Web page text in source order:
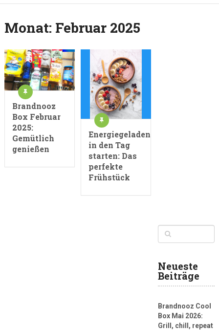
Monat: Februar 2025
Brandnooz
Box Februar
2025:
Gemütlich
genießen
Energiegeladen
in den Tag
starten: Das
perfekte
Frühstück
Neueste
Beiträge
Brandnooz Cool
Box Mai 2026:
Grill, chill, repeat